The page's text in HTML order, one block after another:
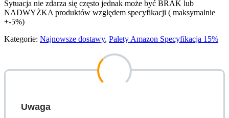
Sytuacja nie zdarza się często jednak może być BRAK lub
NADWYŻKA produktów względem specyfikacji ( maksymalnie
+-5%)
Kategorie: Najnowsze dostawy, Palety Amazon Specyfikacja 15%
Uwaga